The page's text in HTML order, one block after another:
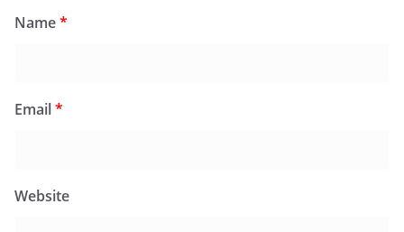
Name*
Email*
Website